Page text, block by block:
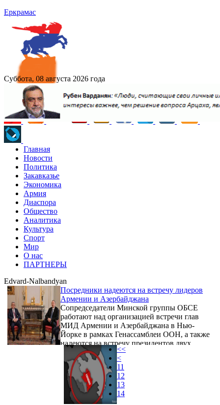
Еркрамас
Суббота, 08 августа 2026 года
Главная
Новости
Политика
Закавказье
Экономика
Армия
Диаспора
Общество
Аналитика
Культура
Спорт
Мир
О нас
ПАРТНЕРЫ
Edvard-Nalbandyan
Посредники надеются на встречу лидеров
Армении и Азербайджана
Сопредседатели Минской группы ОБСЕ
работают над организацией встречи глав
МИД Армении и Азербайджана в Нью-
Йорке в рамках Генассамблеи ООН, а также
надеются на встречу президентов двух
стран, сказал американский сопредседатель
Минской группы ОБСЕ Ричард Хогланд.
<<
<
11
12
13
14